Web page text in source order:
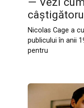
Nicolas Cage a
publicului în anii
pentru